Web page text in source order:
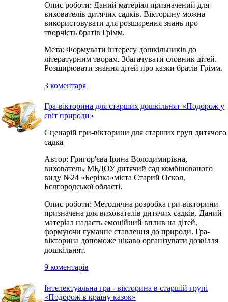
Опис роботи: Даний матеріал призначений для
вихователів дитячих садків. Вікторину можна
використовувати для розширення знань про
творчість братів Грімм.
Мета: Формувати інтересу дошкільників до
літературним творам. Збагачувати словник дітей.
Розширювати знання дітей про казки братів Грімм.
3 коментаря
Гра-вікторина для старших дошкільнят «Подорож у
світ природи»
Сценарій гри-вікторини для старших груп дитячого
садка
Автор: Григор'єва Ірина Володимирівна,
вихователь, МБДОУ дитячий сад комбінованого
виду №24 «Берізка»міста Старий Оскол,
Бєлгородської області.
Опис роботи: Методична розробка гри-вікторини
призначена для вихователів дитячих садків. Даний
матеріал надасть емоційний вплив на дітей,
формуючи гуманне ставлення до природи. Гра-
вікторина допоможе цікаво організувати дозвілля
дошкільнят.
9 коментарів
Інтелектуальна гра - вікторина в старшій групі
«Подорож в країну казок»